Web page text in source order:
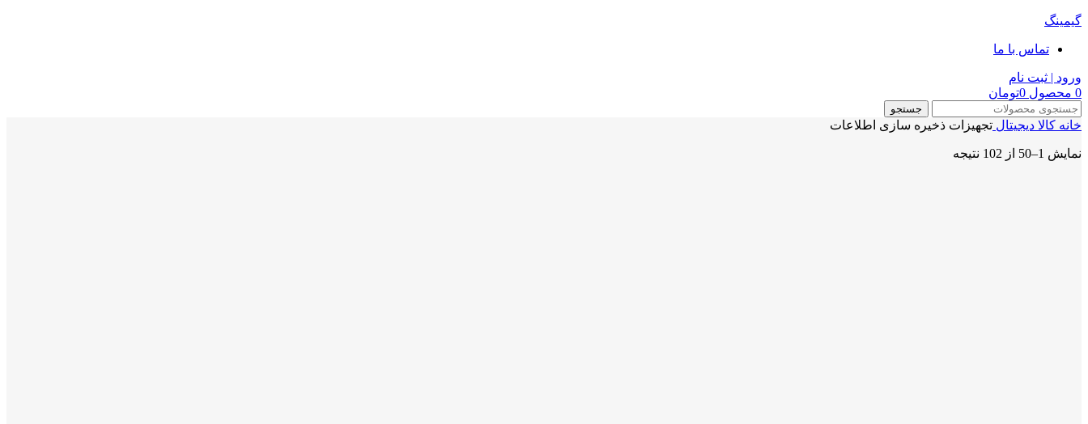
گیمینگ
تماس با ما
ورود | ثبت نام
0 محصول 0تومان
جستجو
خانه کالا دیجیتال تجهیزات ذخیره سازی اطلاعات
نمایش 1–50 از 102 نتیجه